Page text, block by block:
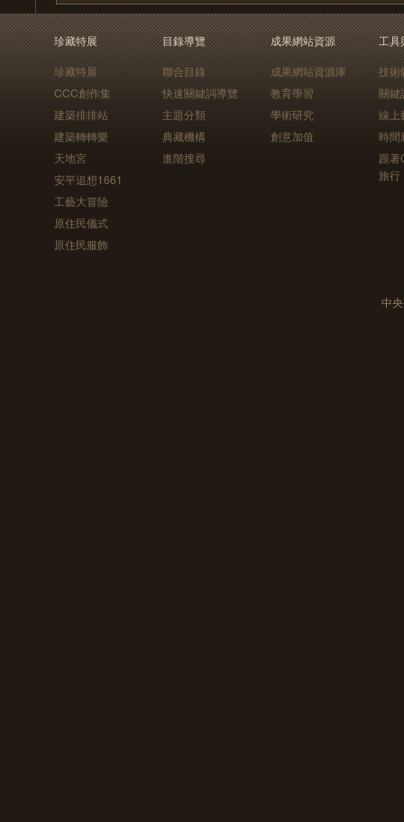
珍藏特展
珍藏特展
CCC創作集
建築排排站
建築轉轉樂
天地宮
安平追想1661
工藝大冒險
原住民儀式
原住民服飾
目錄導覽
聯合目錄
快速關鍵詞導覽
主題分類
典藏機構
進階搜尋
成果網站資源
成果網站資源庫
教育學習
學術研究
創意加值
工具
技術
關鍵
線上
時間
跟
旅行
中